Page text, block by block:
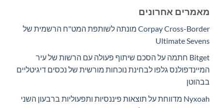
מאמרים אחרונים
Corpay Cross-Border מונתה לשותפת המט"ח הרשמית של
Ultimate Sevens
Bitget חתמה על הסכם שיתוף פעולה עם הרשות של עיר
המיינדפולנס גלפו לבחינת נוכחות מורשית של נכסים דיגיטליים
בבהוטן
Nyxoah מדווחת על תוצאות פיננסיות ותפעוליות ברבעון השני